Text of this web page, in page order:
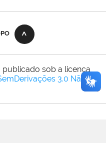
sob a licença
3.0 Não